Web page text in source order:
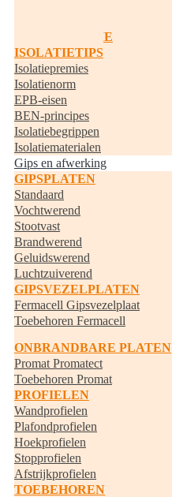
RANDISOLATIE
ISOLATIETIPS
Isolatiepremies
Isolatienorm
EPB-eisen
BEN-principes
Isolatiebegrippen
Isolatiematerialen
Gips en afwerking
GIPSPLATEN
Standaard
Vochtwerend
Stootvast
Brandwerend
Geluidswerend
Luchtzuiverend
GIPSVEZELPLATEN
Fermacell Gipsvezelplaat
Toebehoren Fermacell
ONBRANDBARE PLATEN
Promat Promatect
Toebehoren Promat
PROFIELEN
Wandprofielen
Plafondprofielen
Hoekprofielen
Stopprofielen
Afstrijkprofielen
TOEBEHOREN